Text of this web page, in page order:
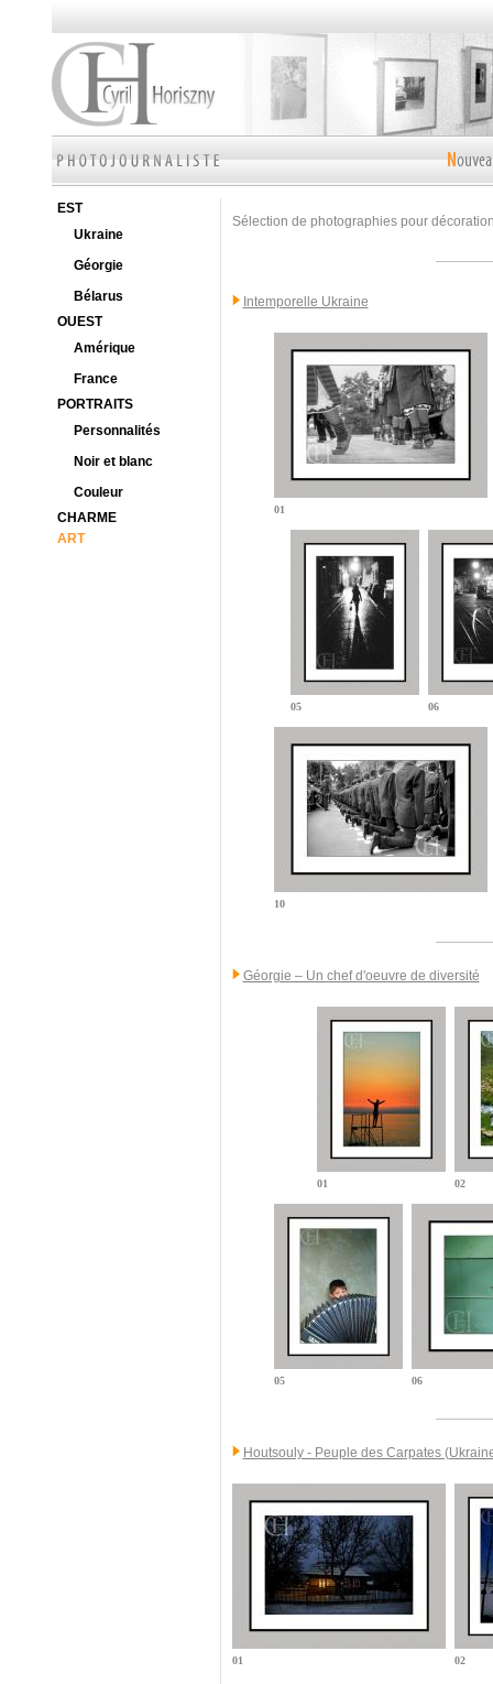
EST
Ukraine
Géorgie
Bélarus
OUEST
Amérique
France
PORTRAITS
Personnalités
Noir et blanc
Couleur
CHARME
ART
Sélection de photographies pour
Intemporelle Ukraine
01
05 06
10
Géorgie – Un chef d'oeuvre de diversité
01 02
05 06
Houtsouly - Peuple des Carpates
01 02